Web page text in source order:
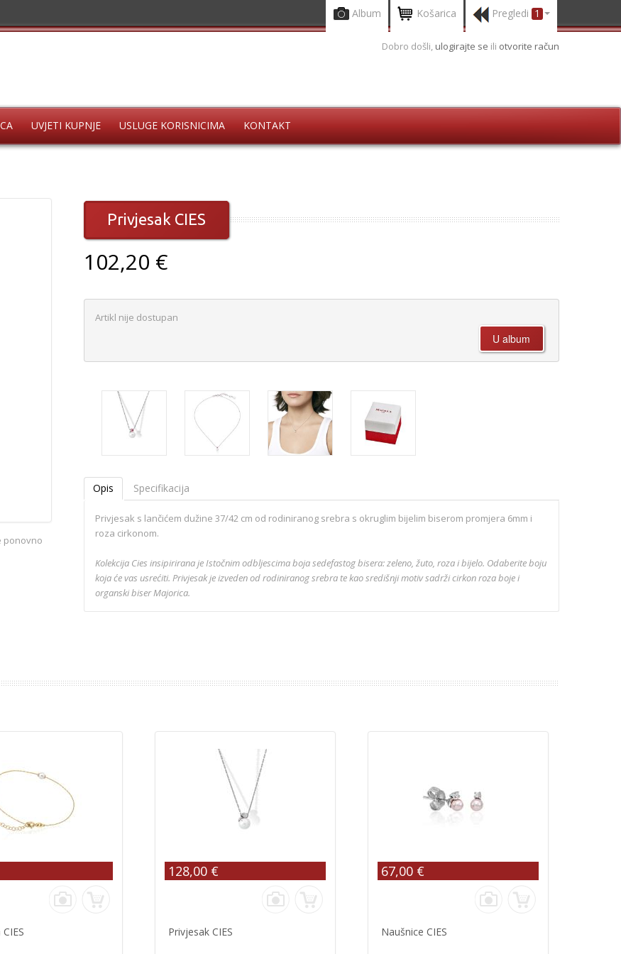
Album Košarica Pregledi 1
Dobro došli, ulogirajte se ili otvorite račun
UVJETI KUPNJE USLUGE KORISNICIMA KONTAKT
ponovno
Privjesak CIES
102,20 €
Artikl nije dostupan
Opis Specifikacija
Privjesak s lančićem dužine 37/42 cm od rodiniranog srebra s okruglim bijelim biserom promjera 6mm i
roza cirkonom.
Kolekcija Cies insipirirana je Istočnim odbljescima boja sedefastog bisera: zeleno, žuto, roza i bijelo. Odaberite boju
koja će vas usrećiti. Privjesak je izveden od rodiniranog srebra te kao središnji motiv sadrži cirkon roza boje i
organski biser Majorica.
128,00 €
Privjesak CIES
67,00 €
Naušnice CIES